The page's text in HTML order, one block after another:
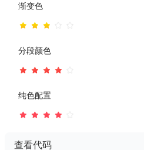
<wd-rate v-
脚本 - 状态控制
import { ref } from 'vue'
const readonlyValue = ref(3)
渐变色
分段颜色
纯色配置
查看代码